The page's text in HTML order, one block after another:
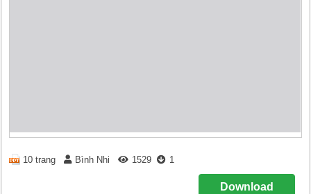
10 trang Bình Nhi 1529 1
Download